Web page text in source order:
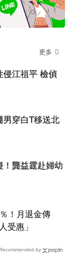
更多
侵江祖平 檢偵
男穿白T移送北
！龔益霆赴婦幼
！月退金傳
受惠」
by